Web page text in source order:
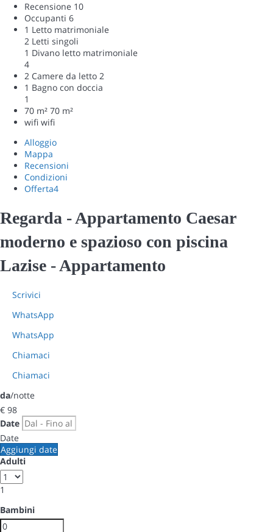
Recensione 10
Occupanti 6
1 Letto matrimoniale
2 Letti singoli
1 Divano letto matrimoniale
4
2 Camere da letto 2
1 Bagno con doccia
1
70 m² 70 m²
wifi wifi
Alloggio
Mappa
Recensioni
Condizioni
Offerta4
Regarda - Appartamento Caesar
moderno e spazioso con piscina
Lazise -Appartamento
Scrivici
WhatsApp
WhatsApp
Chiamaci
Chiamaci
da/notte
€ 98
Date
Date
Aggiungi date
Adulti
1
Bambini